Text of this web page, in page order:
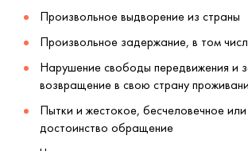
Произвольное выдворение из страны 
Произвольное задержание, в том
Нарушение свободы передвижения и
возвращение в свою страну
Пытки и жестокое, бесчеловечное
достоинство обращение 